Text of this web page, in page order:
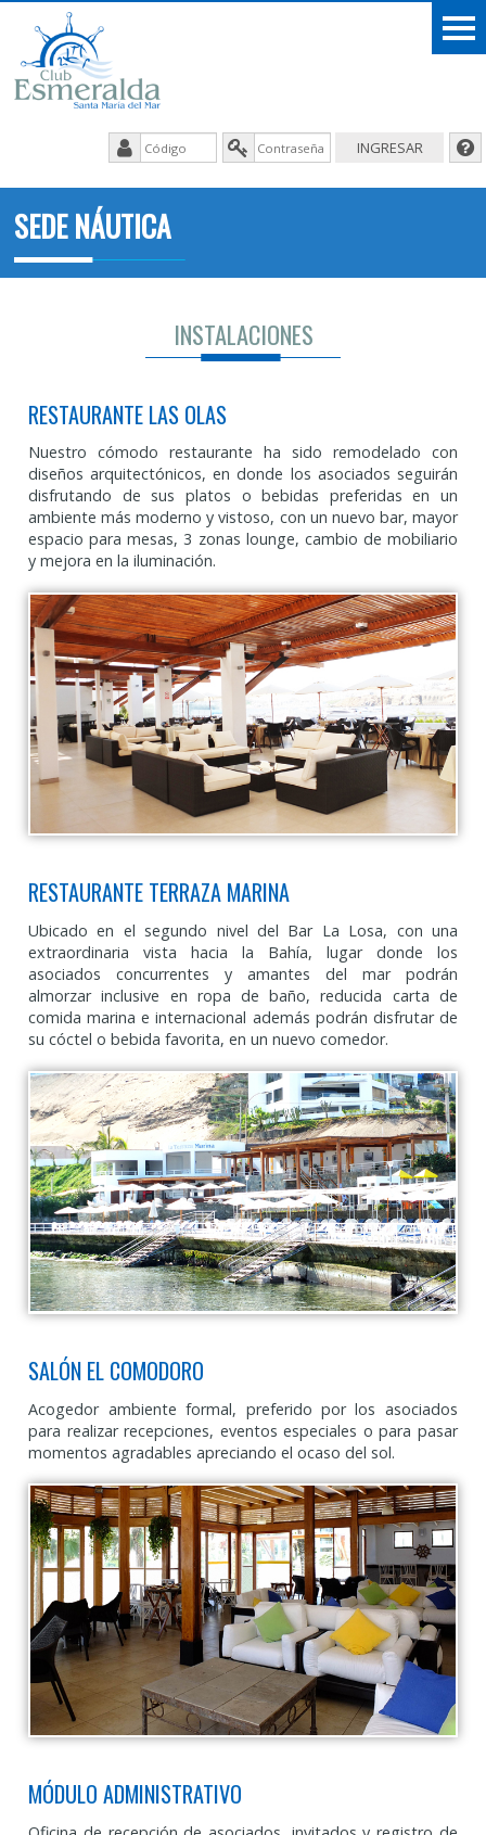
SEDE NÁUTICA
INSTALACIONES
RESTAURANTE LAS OLAS
Nuestro cómodo restaurante ha sido remodelado con
diseños arquitectónicos, en donde los asociados seguirán
disfrutando de sus platos o bebidas preferidas en un
ambiente más moderno y vistoso, con un nuevo bar, mayor
espacio para mesas, 3 zonas lounge, cambio de mobiliario
y mejora en la iluminación.
RESTAURANTE TERRAZA MARINA
Ubicado en el segundo nivel del Bar La Losa, con una
extraordinaria vista hacia la Bahía, lugar donde los
asociados concurrentes y amantes del mar podrán
almorzar inclusive en ropa de baño, reducida carta de
comida marina e internacional además podrán disfrutar de
su cóctel o bebida favorita, en un nuevo comedor.
SALÓN EL COMODORO
Acogedor ambiente formal, preferido por los asociados
para realizar recepciones, eventos especiales o para pasar
momentos agradables apreciando el ocaso del sol.
MÓDULO ADMINISTRATIVO